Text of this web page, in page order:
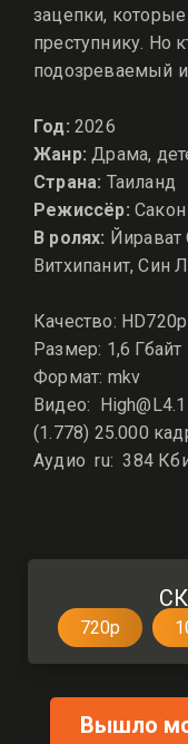
зацепки,
преступнику. Но
подозреваемый
Год: 2026
Жанр: Драма,
Страна: Таиланд
Режиссёр: Сакон
В ролях: Йирават
Витхипанит, Син
Качество:
Размер: 1,6
Формат: mkv
Видео:
(1.778) 25.000
Аудио ru: 384
720p
Вышло